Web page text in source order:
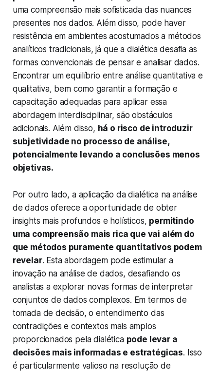
uma compreensão mais sofisticada das nuances
presentes nos dados. Além disso, pode haver
resistência em ambientes acostumados a métodos
analíticos tradicionais, já que a dialética desafia as
formas convencionais de pensar e analisar dados.
Encontrar um equilíbrio entre análise quantitativa e
qualitativa, bem como garantir a formação e
capacitação adequadas para aplicar essa
abordagem interdisciplinar, são obstáculos
adicionais. Além disso, há o risco de introduzir
subjetividade no processo de análise,
potencialmente levando a conclusões menos
objetivas.
Por outro lado, a aplicação da dialética na análise
de dados oferece a oportunidade de obter
insights mais profundos e holísticos, permitindo
uma compreensão mais rica que vai além do
que métodos puramente quantitativos podem
revelar. Esta abordagem pode estimular a
inovação na análise de dados, desafiando os
analistas a explorar novas formas de interpretar
conjuntos de dados complexos. Em termos de
tomada de decisão, o entendimento das
contradições e contextos mais amplos
proporcionados pela dialética pode levar a
decisões mais informadas e estratégicas. Isso
é particularmente valioso na resolução de